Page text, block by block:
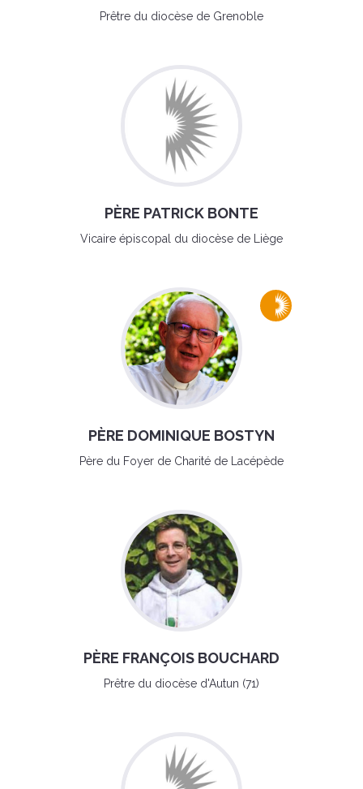
Prêtre du diocèse de Grenoble
PÈRE PATRICK BONTE
Vicaire épiscopal du diocèse de Liège
PÈRE DOMINIQUE BOSTYN
Père du Foyer de Charité de Lacépède
PÈRE FRANÇOIS BOUCHARD
Prêtre du diocèse d'Autun (71)